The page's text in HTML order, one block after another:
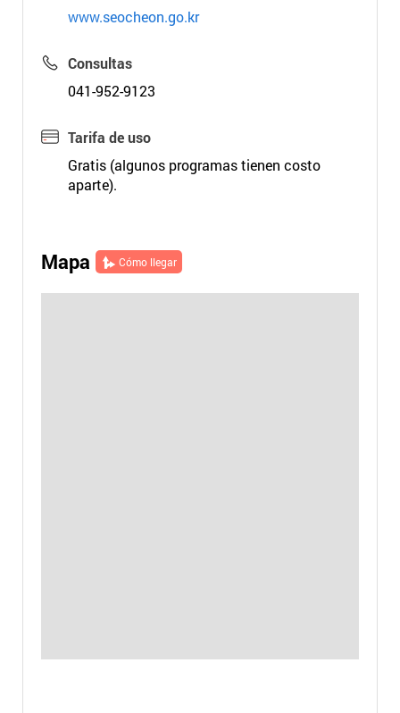
www.seocheon.go.kr
Consultas
041-952-9123
Tarifa de uso
Gratis (algunos programas tienen costo
aparte).
Mapa Cómo llegar